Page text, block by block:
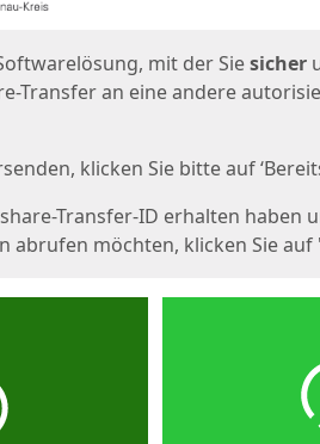
mit der Siesicher
Transfer an eine andere
klicken Sie bitte auf
Transfer-ID erhalten haben
abrufen möchten, klicken Sie auf